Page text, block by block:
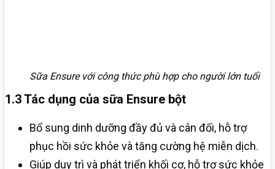
Sữa Ensure với công thức phù hợp cho người lớn tuổi
1.3 Tác dụng của sữa Ensure bột
Bổ sung dinh dưỡng đầy đủ và cân đối, hỗ trợ
phục hồi sức khỏe và tăng cường hệ miễn dịch.​
Giúp duy trì và phát triển khối cơ, hỗ trợ sức khỏe